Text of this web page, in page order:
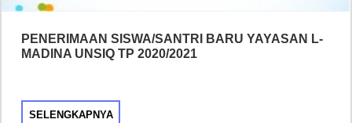
PENERIMAAN SISWA/SANTRI BARU YAYASAN L-
MADINA UNSIQ TP 2020/2021
SELENGKAPNYA